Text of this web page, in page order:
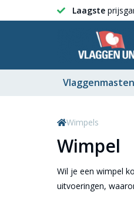
Laagste
Vlaggenmasten
Wimpels
Wimpel
Wil je een wimpel
uitvoeringen,